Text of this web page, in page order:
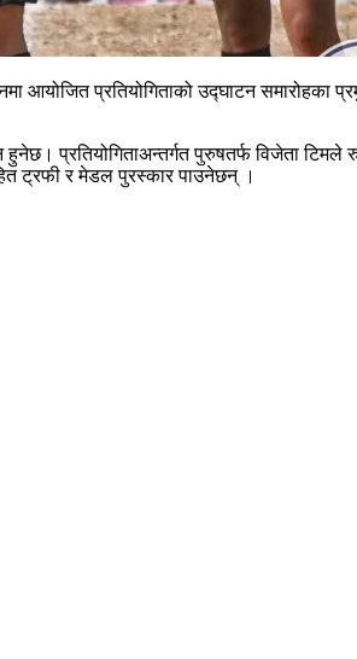
प्रतियोगिताको उद्घाटन समारोहका
प्रतियोगिताअन्तर्गत पुरुषतर्फ विजेता
ट्रफी र मेडल पुरस्कार पाउनेछन् ।